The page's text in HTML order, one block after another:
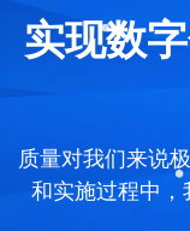
实现数
质量对我们来说
和实施过程中，